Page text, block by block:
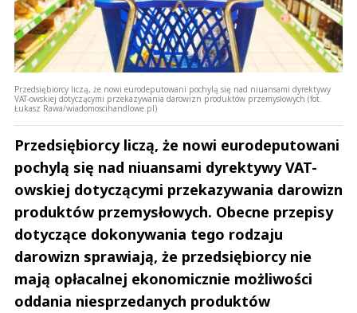
Przedsiębiorcy liczą, że nowi eurodeputowani pochylą się nad niuansami dyrektywy
VAT-owskiej dotyczącymi przekazywania darowizn produktów przemysłowych (fot.
Łukasz Rawa/wiadomoscihandlowe.pl)
Przedsiębiorcy liczą, że nowi eurodeputowani
pochylą się nad niuansami dyrektywy VAT-
owskiej dotyczącymi przekazywania darowizn
produktów przemysłowych. Obecne przepisy
dotyczące dokonywania tego rodzaju
darowizn sprawiają, że przedsiębiorcy nie
mają opłacalnej ekonomicznie możliwości
oddania niesprzedanych produktów